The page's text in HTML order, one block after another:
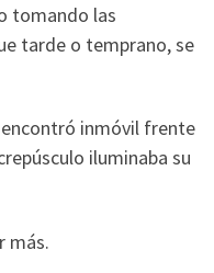
tomando las
tarde o temprano, se
inmóvil frente
iluminaba su
más.